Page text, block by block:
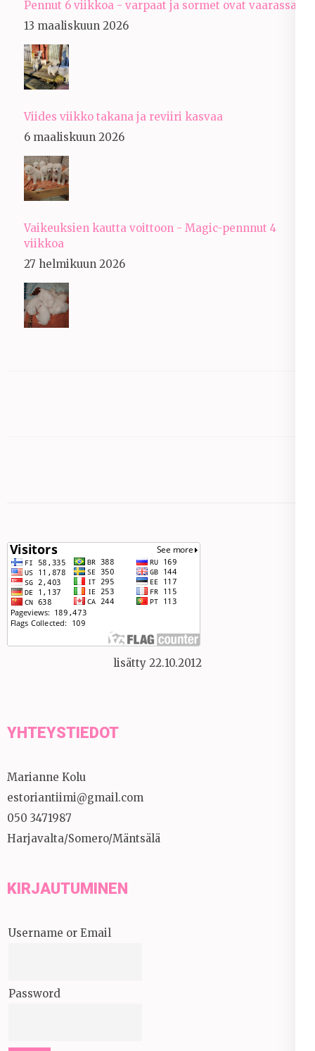
Pennut 6 viikkoa - varpaat ja sormet ovat vaarassa
13 maaliskuun 2026
Viides viikko takana ja reviiri kasvaa
6 maaliskuun 2026
Vaikeuksien kautta voittoon - Magic-pennnut 4
viikkoa
27 helmikuun 2026
lisätty 22.10.2012
YHTEYSTIEDOT
Marianne Kolu
estoriantiimi@gmail.com
050 3471987
Harjavalta/Somero/Mäntsälä
KIRJAUTUMINEN
Username or Email
Password